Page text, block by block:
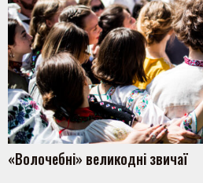
«Волочебні» великодні звичаї